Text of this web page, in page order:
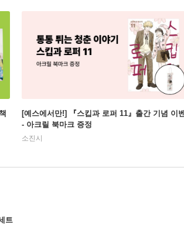
[예스에서만!] 『스킵과 로퍼 11』출간 기념 이
- 아크릴 북마크 증정
소진시
트